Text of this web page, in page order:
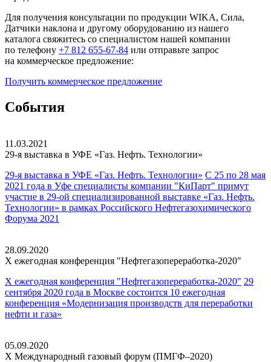
Для получения консультации по продукции WIKA, Сила,
Датчики наклона и другому оборудованию из нашего
каталога свяжитесь со специалистом нашей компании
по телефону +7 812 655-67-84 или отправьте запрос
на коммерческое предложение:
Получить коммерческое предложение
События
11.03.2021
29-я выставка в УФЕ «Газ. Нефть. Технологии»
29-я выставка в УФЕ «Газ. Нефть. Технологии» С 25 по 28 мая
2021 года в Уфе cпециалисты компании "КиПарт" примут
участие в 29-ой специализированной выставке «Газ. Нефть.
Технологии» в рамках Российского Нефтегазохимического
Форума 2021
28.09.2020
X ежегодная конференция "Нефтегазопереработка-2020"
X ежегодная конференция "Нефтегазопереработка-2020" 29
сентября 2020 года в Москве состоится 10 ежегодная
конференция «Модернизация производств для переработки
нефти и газа»
05.09.2020
X Международный газовый форум (ПМГФ–2020)